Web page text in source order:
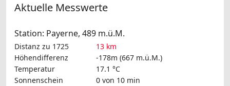
Aktuelle Messwerte
Station: Payerne, 489 m.ü.M.
Distanz zu 1725
13 km
Höhendifferenz
-178m (667 m.ü.M.)
Temperatur
17.1 °C
Sonnenschein
0 von 10 min